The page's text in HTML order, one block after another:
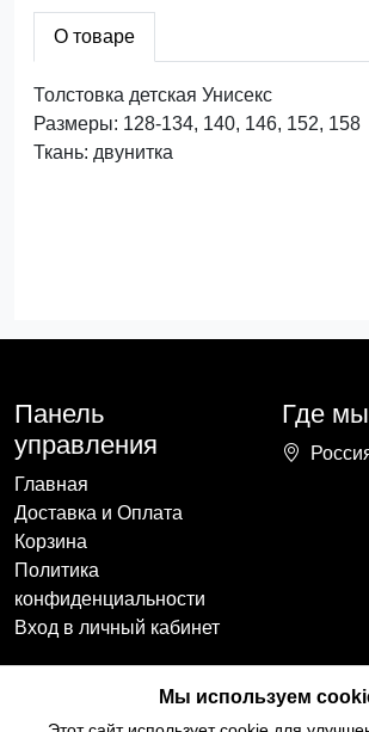
О товаре
Толстовка детская Унисекс
Размеры: 128-134, 140, 146, 152, 158
Ткань: двунитка
Панель
управления
Главная
Доставка и Оплата
Корзина
Политика
конфиденциальности
Вход в личный кабинет
Где
Наши контакты
Мы в
сетях
Мы используем